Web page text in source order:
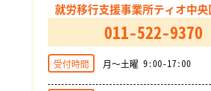
就労移行支援事業所ティオ中
011-522-9370
受付時間 月～土曜 9:00-17:00